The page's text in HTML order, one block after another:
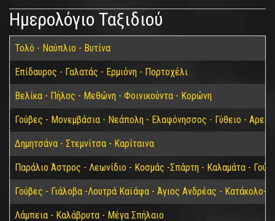
Ημερολόγιο Ταξιδιού
Τολό - Ναύπλιο - Βυτίνα
Επίδαυρος - Γαλατάς - Ερμιόνη - Πορτοχέλι
Βελίκα - Πήλος - Μεθώνη - Φοινικούντα - Κορώνη
Γούβες - Μονεμβάσια - Νεάπολη - Ελαφόνησσος - Γύθειο -
Δημητσάνα - Στεμνίτσα - Καρίταινα
Παράλιο Άστρος - Λεωνίδιο - Κοσμάς -Σπάρτη - Καλαμάτα -
Γούβες - Γιάλοβα -Λουτρά Καϊάφα - Άγιος Ανδρέας - Κατάκολο-
Λάμπεια - Καλάβρυτα - Μέγα Σπήλαιο